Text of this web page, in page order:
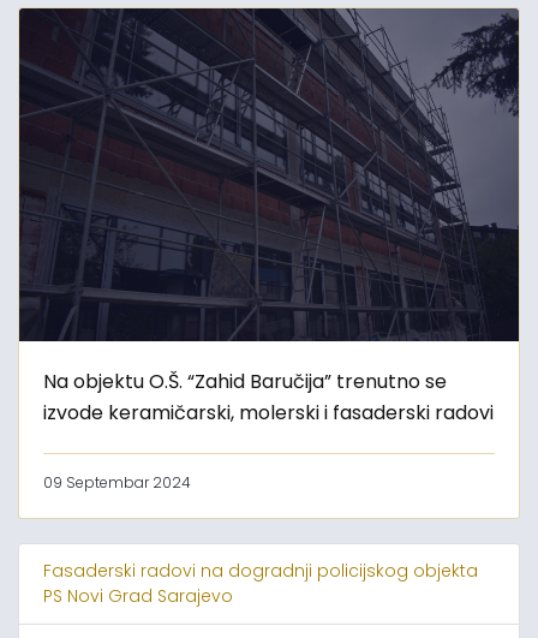
Na objektu O.Š. “Zahid Baručija” trenutno se
izvode keramičarski, molerski i fasaderski radovi
09 Septembar 2024
Fasaderski radovi na dogradnji policijskog objekta
PS Novi Grad Sarajevo